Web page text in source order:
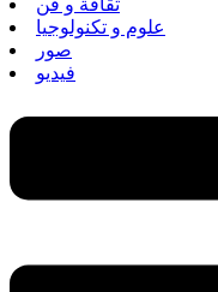
ثقافة و فن
علوم و تكنولوجيا
صور
فيديو